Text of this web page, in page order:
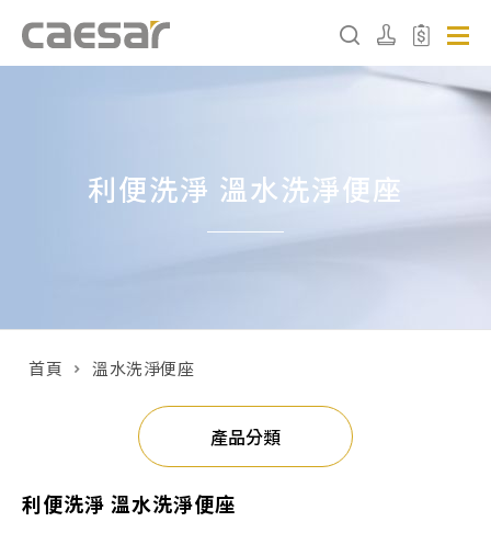
產品分類
搜尋產品
產品型號查詢
利便洗淨 溫水洗淨便座
首頁 溫水洗淨便座
產品分類
利便洗淨 溫水洗淨便座